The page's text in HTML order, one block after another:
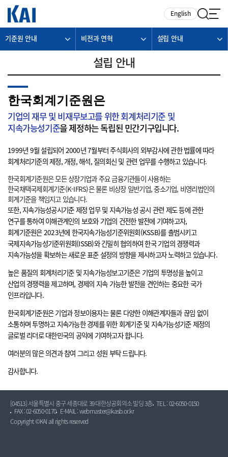
English
기준원 안내 비전과 연혁 설립 안내
설립 안내
한국회계기준원은
기업의 재무 및 비재무보고를 위한 회계처리기준 및
지속가능성기준을 제정하는 독립된 민간기구입니다.
1999년 9월 설립되어 2000년 7월부터 주식회사의 외부감사에 관한 법률에 따라
회계처리기준의 제정, 개정, 해석, 질의회신 및 관련 업무를 수행하고 있습니다.
한국회계기준원은 모든 상장기업과 주요 금융기관들이 사용하는
한국채택국제회계기준(K-IFRS)은 물론 비상장 일반기업, 중소기업, 비영리법인의
회계기준을 책임지고 있습니다.
또한, 지속가능성공시기준 제정 업무 및 지속가능성 공시 관련 제도 등에 관한
연구를 통하여 이해관계인의 보호와 기업의 건전한 발전에 기여하고자,
회계기준원은 2023년에 한국지속가능성기준위원회(KSSB)를 출범시키고
국제지속가능성기준위원회(ISSB)와 긴밀히 협의하여 한국 기업의 경쟁력과
지속가능성을 확보하는 새로운 표준 설정의 방향을 제시하고자 노력하고 있습니다.
높은 품질의 회계처리기준 및 지속가능성보고기준은 기업의 투명성을 높이고
산업의 경쟁력을 제고하며, 경제의 지속 가능한 발전을 견인하는 중요한 국가
인프라입니다.
한국회계기준원은 기업과 정보이용자는 물론 다양한 이해관계자들과 끊임 없이
소통하며 투명하고 지속가능한 경제를 위한 회계기준 및 지속가능성기준 제정의
글로벌 리더로 대한민국의 공익에 기여하고자 합니다.
여러분의 많은 의견과 참여 그리고 성원 부탁 드립니다.
감사합니다.
[04513] 서울특별시 중구 세종대로 39 대한상공회의소 빌딩 3층 TEL : 02-6050-0150
FAX : 02-6050-0170
E-MAIL : webmaster@kasb.or.kr
Copyright ©KAI all rights reserved